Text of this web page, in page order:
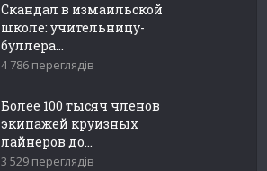
Скандал в измаильской
школе: учительницу-
буллера...
4 786 переглядів
Более 100 тысяч членов
экипажей круизных
лайнеров до...
3 529 переглядів